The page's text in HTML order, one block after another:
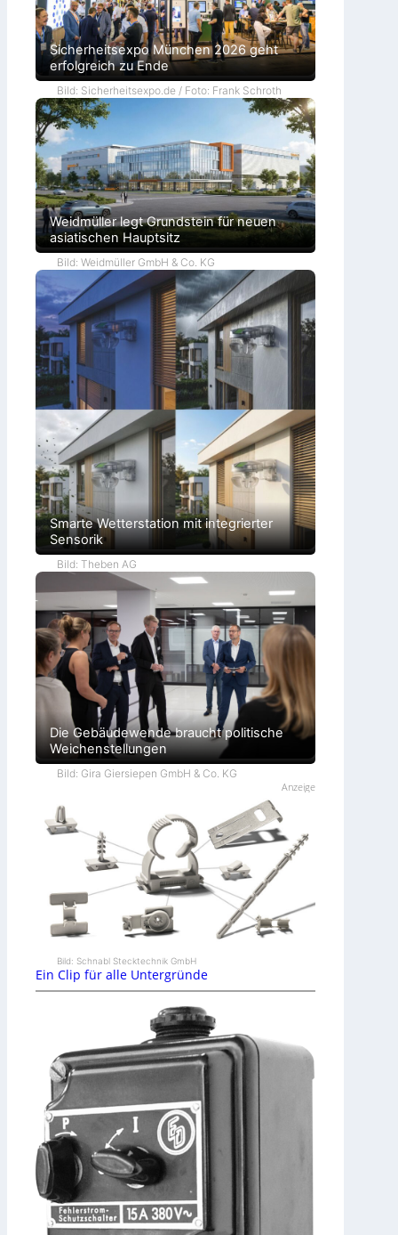
Sicherheitsexpo München 2026 geht
erfolgreich zu Ende
Bild: Sicherheitsexpo.de / Foto: Frank Schroth
Weidmüller legt Grundstein für neuen
asiatischen Hauptsitz
Bild: Weidmüller GmbH & Co. KG
Smarte Wetterstation mit integrierter
Sensorik
Bild: Theben AG
Die Gebäudewende braucht politische
Weichenstellungen
Bild: Gira Giersiepen GmbH & Co. KG
Anzeige
Bild: Schnabl Stecktechnik GmbH
Ein Clip für alle Untergründe